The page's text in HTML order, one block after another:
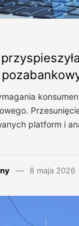
platform i
8 maja 2026